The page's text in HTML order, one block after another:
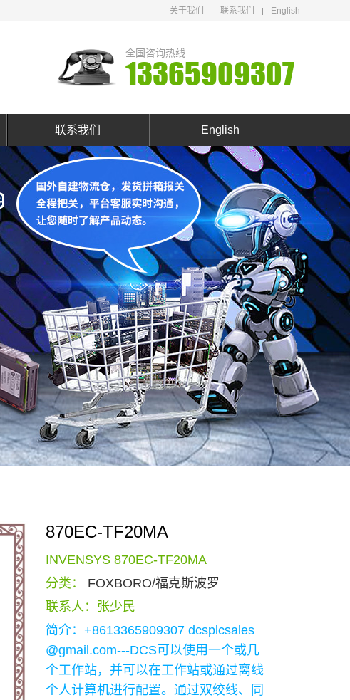
关于我们 联系我们 English
全国咨询热线
13365909307
联系我们 English
870EC-TF20MA
INVENSYS 870EC-TF20MA
分类： FOXBORO/福克斯波罗
联系人：张少民
简介：+8613365909307 dcsplcsales
@gmail.com---DCS可以使用一个或几
个工作站，并可以在工作站或通过离线
个人计算机进行配置。通过双绞线、同